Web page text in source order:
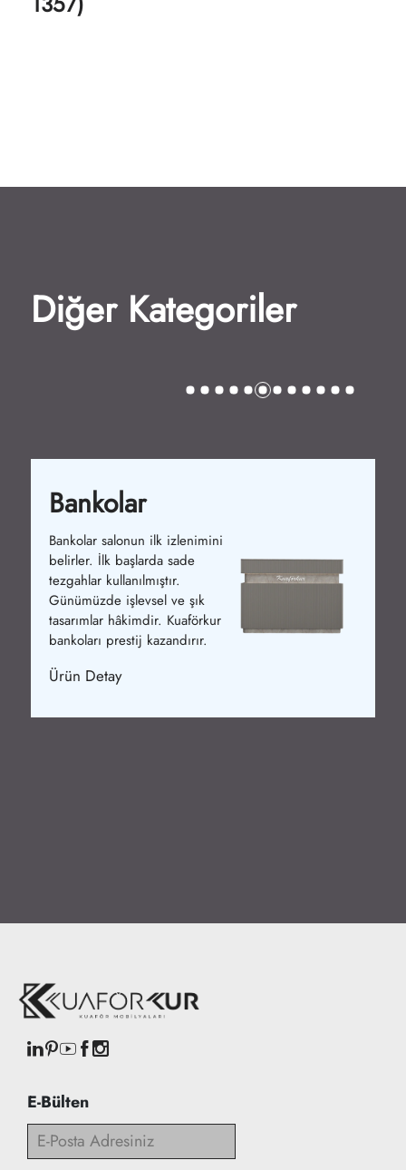
Diğer Kategoriler
Bankolar
Bankolar salonun ilk izlenimini
belirler. İlk başlarda sade
tezgahlar kullanılmıştır.
Günümüzde işlevsel ve şık
tasarımlar hâkimdir. Kuaförkur
bankoları prestij kazandırır.
Ürün Detay
E-Bülten